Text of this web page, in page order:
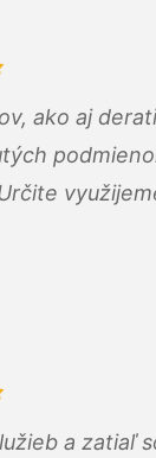
ako aj
a zatiaľ